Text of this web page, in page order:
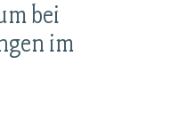
bei
im